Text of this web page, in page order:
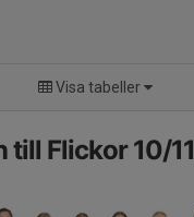
Visa tabeller
till Flickor 10/11